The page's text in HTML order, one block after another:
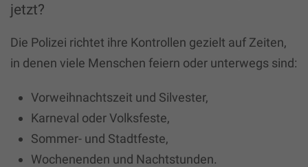
jetzt?
Die Polizei richtet ihre Kontrollen gezielt auf Zeiten,
in denen viele Menschen feiern oder unterwegs sind:
Vorweihnachtszeit und Silvester,
Karneval oder Volksfeste,
Sommer- und Stadtfeste,
Wochenenden und Nachtstunden.